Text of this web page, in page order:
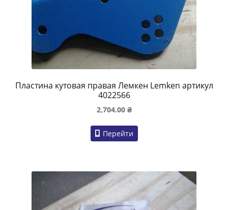
Пластина кутовая правая Лемкен Lemken артикул
4022566
2,704.00 ₴
Перейти